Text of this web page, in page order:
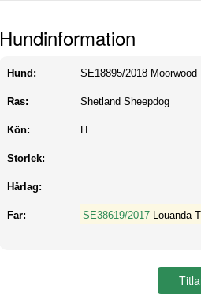
Hundinformation
Hund: SE18895/2018
Ras: Shetland Sheepdog
Kön: H
Storlek:
Hårlag:
Far: SE38619/2017 Louanda